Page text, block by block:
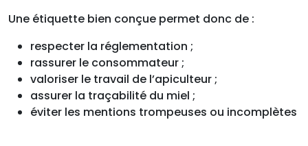
Une étiquette bien conçue permet donc de :
respecter la réglementation ;
rassurer le consommateur ;
valoriser le travail de l’apiculteur ;
assurer la traçabilité du miel ;
éviter les mentions trompeuses ou incomplètes